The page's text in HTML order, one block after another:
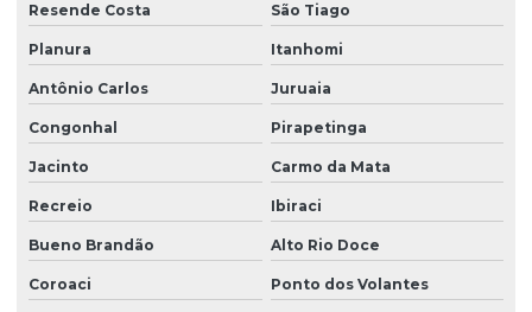
Resende Costa São Tiago
Planura Itanhomi
Antônio Carlos Juruaia
Congonhal Pirapetinga
Jacinto Carmo da Mata
Recreio Ibiraci
Bueno Brandão Alto Rio Doce
Coroaci Ponto dos Volantes